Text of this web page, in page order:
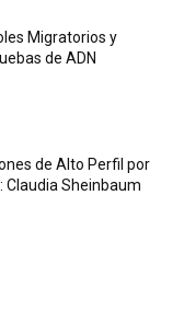
Migratorios y
de ADN
de Alto Perfil por
Claudia Sheinbaum